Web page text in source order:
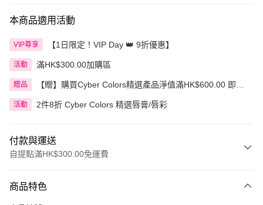
本商品適用活動
VIP尊享 【1日限定！VIP Day 👑 9折優惠】
活動 滿HK$300.00加購區
贈品
【贈】購買Cyber Colors精選產品淨值滿HK$600.00 即送
活動 2件8折 Cyber Colors 精選唇膏/唇彩
付款與運送
自提點滿HK$300.00免運費
信用卡
商品特色